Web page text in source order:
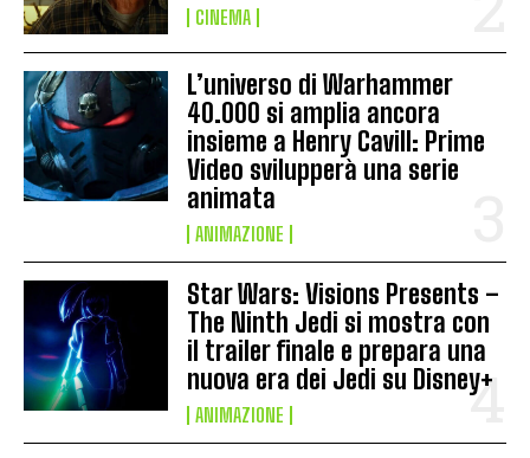
CINEMA
L’universo di Warhammer
40.000 si amplia ancora
insieme a Henry Cavill: Prime
Video svilupperà una serie
animata
ANIMAZIONE
Star Wars: Visions Presents –
The Ninth Jedi si mostra con
il trailer finale e prepara una
nuova era dei Jedi su Disney+
ANIMAZIONE